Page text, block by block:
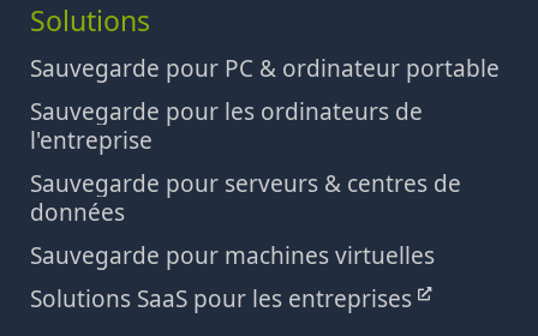
Solutions
Sauvegarde pour PC & ordinateur portable
Sauvegarde pour les ordinateurs de
l'entreprise
Sauvegarde pour serveurs & centres de
données
Sauvegarde pour machines virtuelles
Solutions SaaS pour les entreprises